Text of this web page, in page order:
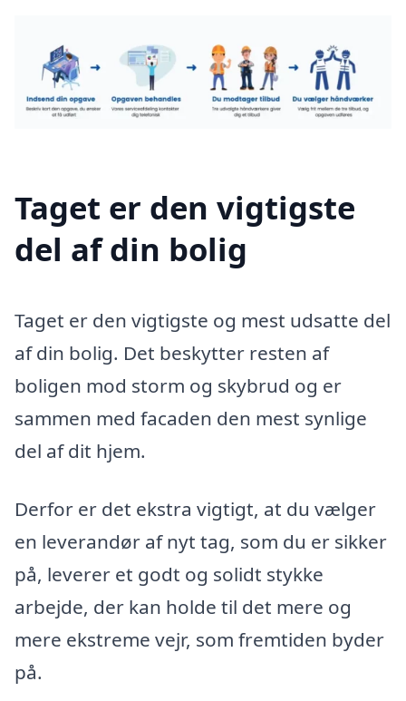
Taget er den vigtigste
del af din bolig
Taget er den vigtigste og mest udsatte del
af din bolig. Det beskytter resten af
boligen mod storm og skybrud og er
sammen med facaden den mest synlige
del af dit hjem.
Derfor er det ekstra vigtigt, at du vælger
en leverandør af nyt tag, som du er sikker
på, leverer et godt og solidt stykke
arbejde, der kan holde til det mere og
mere ekstreme vejr, som fremtiden byder
på.